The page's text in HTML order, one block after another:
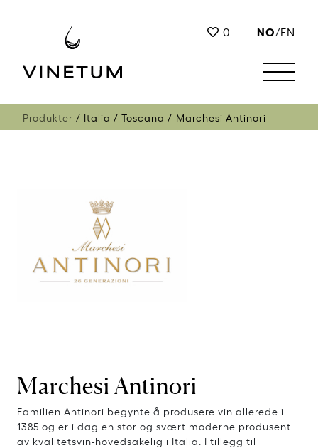
0 NO/EN
Produkter Italia Toscana Marchesi Antinori
Marchesi Antinori
Familien Antinori begynte å produsere vin allerede i
1385 og er i dag en stor og svært moderne produsent
av kvalitetsvin-hovedsakelig i Italia. I tillegg til